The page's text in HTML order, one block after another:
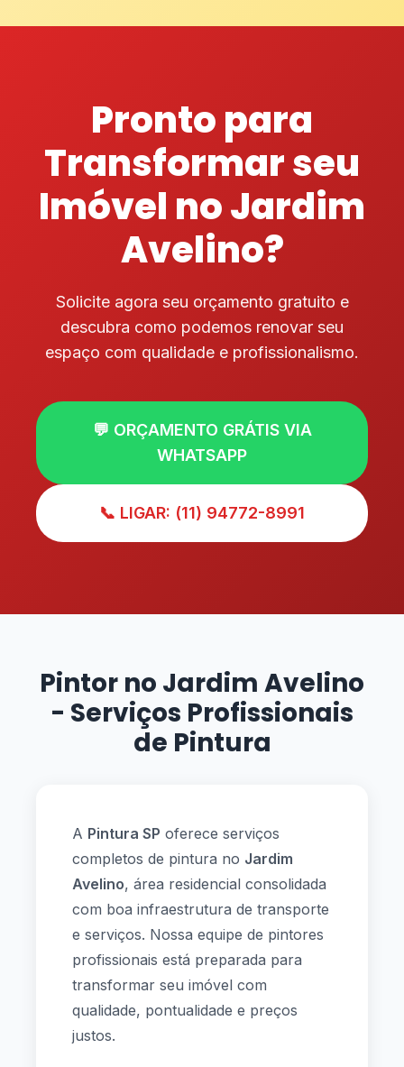
Pronto para
Transformar seu
Imóvel no Jardim
Avelino?
Solicite agora seu orçamento gratuito e
descubra como podemos renovar seu
espaço com qualidade e profissionalismo.
💬 ORÇAMENTO GRÁTIS VIA
WHATSAPP
📞 LIGAR: (11) 94772-8991
Pintor no Jardim Avelino
- Serviços Profissionais
de Pintura
A Pintura SP oferece serviços
completos de pintura no Jardim
Avelino, área residencial consolidada
com boa infraestrutura de transporte
e serviços. Nossa equipe de pintores
profissionais está preparada para
transformar seu imóvel com
qualidade, pontualidade e preços
justos.